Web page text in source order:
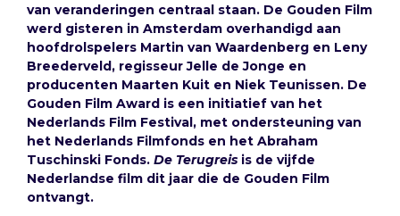
van veranderingen centraal staan. De Gouden Film
werd gisteren in Amsterdam overhandigd aan
hoofdrolspelers Martin van Waardenberg en Leny
Breederveld, regisseur Jelle de Jonge en
producenten Maarten Kuit en Niek Teunissen. De
Gouden Film Award is een initiatief van het
Nederlands Film Festival, met ondersteuning van
het Nederlands Filmfonds en het Abraham
Tuschinski Fonds. De Terugreis is de vijfde
Nederlandse film dit jaar die de Gouden Film
ontvangt.